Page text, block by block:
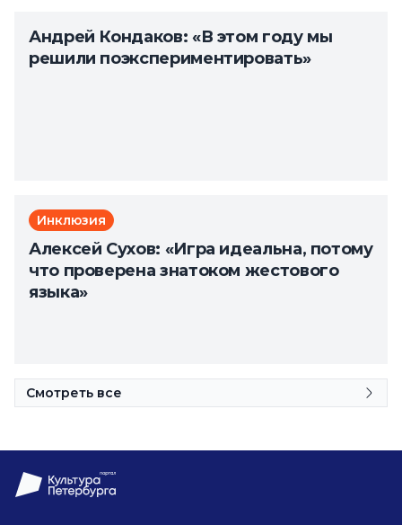
Андрей Кондаков: «В этом году мы
решили поэкспериментировать»
Инклюзия
Алексей Сухов: «Игра идеальна, потому
что проверена знатоком жестового
языка»
Смотреть все